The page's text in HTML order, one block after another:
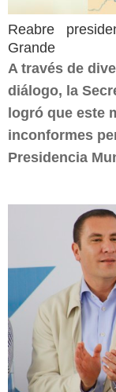
Reabre
Grande
A través de
diálogo, la
logró que este
inconformes
Presidencia